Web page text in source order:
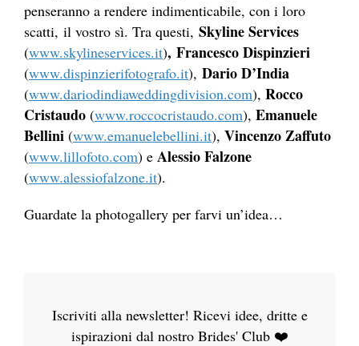
penseranno a rendere indimenticabile, con i loro
scatti, il vostro sì. Tra questi, Skyline Services
(www.skylineservices.it), Francesco Dispinzieri
(www.dispinzierifotografo.it), Dario D’India
(www.dariodindiaweddingdivision.com), Rocco
Cristaudo (www.roccocristaudo.com), Emanuele
Bellini (www.emanuelebellini.it), Vincenzo Zaffuto
(www.lillofoto.com) e Alessio Falzone
(www.alessiofalzone.it).
Guardate la photogallery per farvi un’idea…
Iscriviti alla newsletter! Ricevi idee, dritte e
ispirazioni dal nostro Brides' Club ❤️